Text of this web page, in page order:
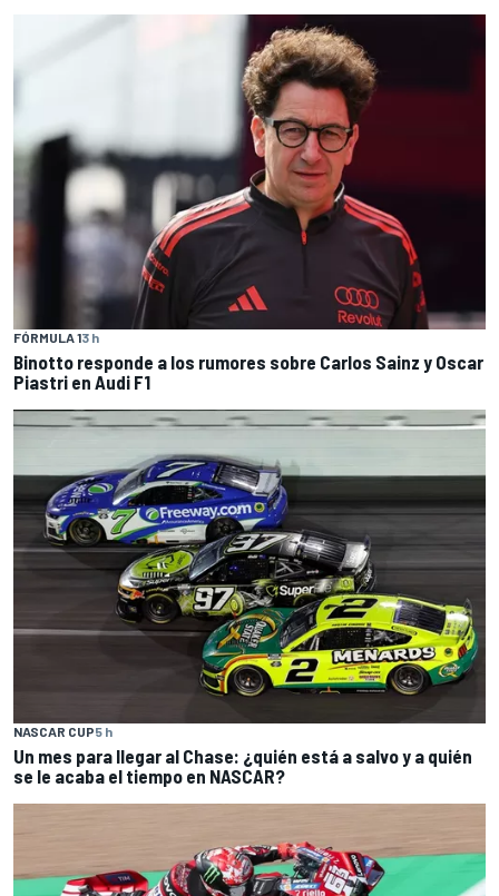
FÓRMULA 13 h
Binotto responde a los rumores sobre Carlos Sainz y Oscar
Piastri en Audi F1
NASCAR CUP5 h
Un mes para llegar al Chase: ¿quién está a salvo y a quién
se le acaba el tiempo en NASCAR?